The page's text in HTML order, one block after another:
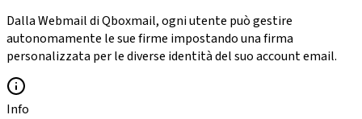
Dalla Webmail di Qboxmail, ogni utente può gestire
autonomamente le sue firme impostando una firma
personalizzata per le diverse identità del suo account email.
Info